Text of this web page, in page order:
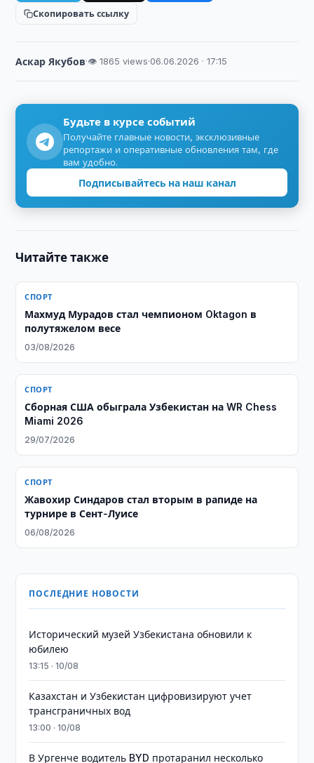
Скопировать ссылку
Аскар Якубов·👁 1865 views·06.06.2026 · 17:15
Будьте в курсе событий
Получайте главные новости, эксклюзивные
репортажи и оперативные обновления там, где
вам удобно.
Подписывайтесь на наш канал
Читайте также
СПОРТ
Махмуд Мурадов стал чемпионом Oktagon в
полутяжелом весе
03/08/2026
СПОРТ
Сборная США обыграла Узбекистан на WR Chess
Miami 2026
29/07/2026
СПОРТ
Жавохир Синдаров стал вторым в рапиде на
турнире в Сент-Луисе
06/08/2026
ПОСЛЕДНИЕ НОВОСТИ
Исторический музей Узбекистана обновили к
юбилею
13:15 · 10/08
Казахстан и Узбекистан цифровизируют учет
трансграничных вод
13:00 · 10/08
В Ургенче водитель BYD протаранил несколько